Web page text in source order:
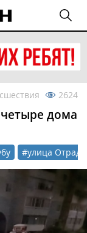
2624
дома
#улица